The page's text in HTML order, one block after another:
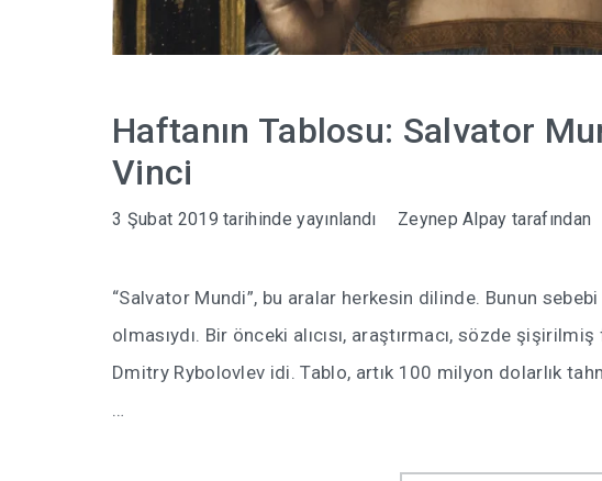
Haftanın Tablosu: Salvator
Vinci
3 Şubat 2019 tarihinde yayınlandı Zeynep Alpay tarafından
“Salvator Mundi”, bu aralar herkesin dilinde. Bunun
olmasıydı. Bir önceki alıcısı, araştırmacı, sözde
Dmitry Rybolovlev idi. Tablo, artık 100 milyon dolarlık
…